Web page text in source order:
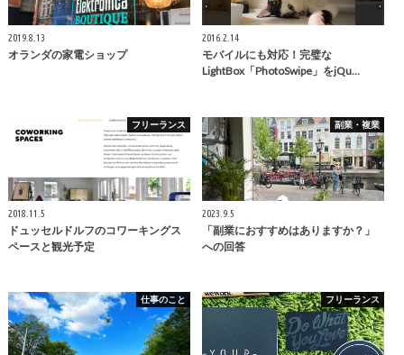
2019.8.13
オランダの家電ショップ
2016.2.14
モバイルにも対応！完璧な
LightBox「PhotoSwipe」をjQu…
フリーランス
2018.11.5
ドュッセルドルフのコワーキングス
ペースと観光予定
副業・複業
2023.9.5
「副業におすすめはありますか？」
への回答
仕事のこと フリーランス